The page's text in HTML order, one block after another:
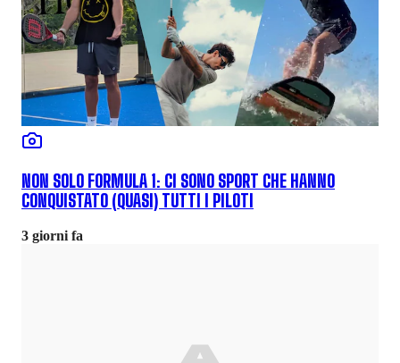
NON SOLO FORMULA 1: CI SONO SPORT CHE HANNO
CONQUISTATO (QUASI) TUTTI I PILOTI
3 giorni fa